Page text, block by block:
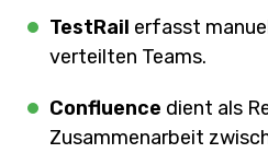
TestRail erfasst
verteilten Teams.
Confluence dient als
Zusammenarbeit